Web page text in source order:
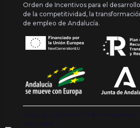
Orden de Incentivos para el
de la competitividad, la
de empleo de Andalucía.
Copyright {{ date('Y') }} ® Franquishop.
reservados